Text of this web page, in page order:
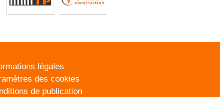
légales
des cookies
de publication